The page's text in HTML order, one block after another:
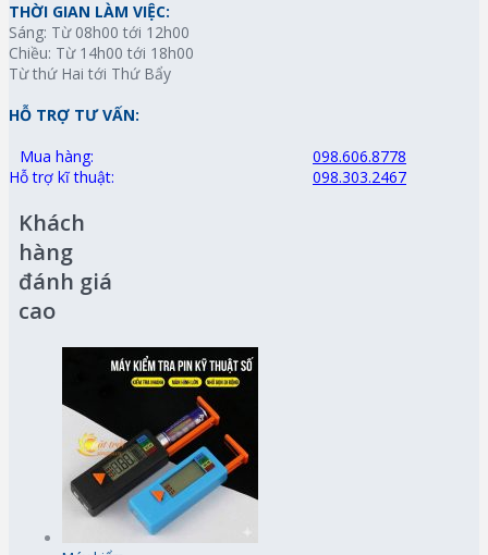
THỜI GIAN LÀM VIỆC:
Sáng: Từ 08h00 tới 12h00
Chiều: Từ 14h00 tới 18h00
Từ thứ Hai tới Thứ Bẩy
HỖ TRỢ TƯ VẤN:
Mua hàng:
098.606.8778
Hỗ trợ kĩ thuật:
098.303.2467
Khách
hàng
đánh giá
cao